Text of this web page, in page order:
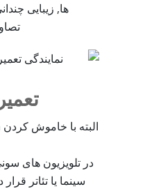
ها, زیبایی
در تلویزیون های
سینما یا تئاتر